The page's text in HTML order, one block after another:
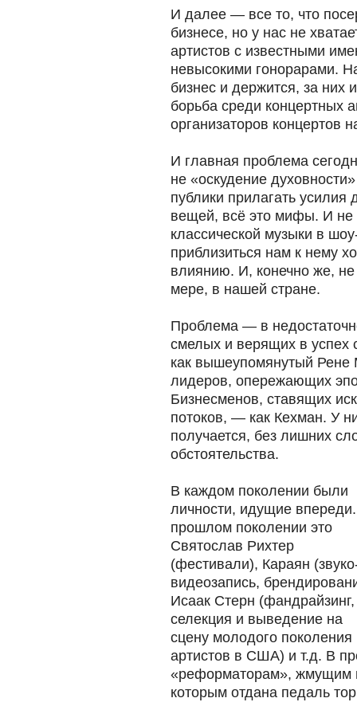
И далее — все то, что
бизнесе, но у нас не
артистов с известными
невысокими гонорарами.
бизнес и держится, за них
борьба среди концертных
организаторов концертов
И главная проблема
не «оскудение
публики прилагать усилия
вещей, всё это мифы. И
классической музыки в
приблизиться нам к нему
влиянию. И, конечно же,
мере, в нашей стране.
Проблема — в
смелых и верящих в успех
как вышеупомянутый Рене
лидеров, опережающих
Бизнесменов, ставящих
потоков, — как Кехман. У
получается, без лишних
обстоятельства.
В каждом поколении были
личности, идущие
прошлом поколении это
Святослав Рихтер
(фестивали), Караян
видеозапись,
Исаак Стерн (фандрайзинг,
селекция и выведение на
сцену молодого поколения
артистов в США) и т.д. В
«реформаторам», жмущим
которым отдана педаль